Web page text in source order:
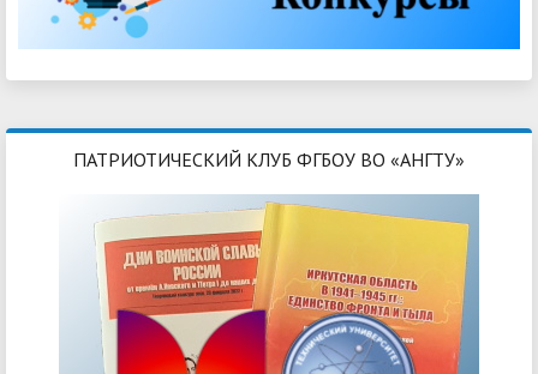
ПАТРИОТИЧЕСКИЙ КЛУБ ФГБОУ ВО «АНГТУ»